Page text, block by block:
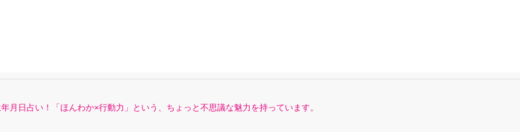
月日占い！「ほんわか×行動力」という、ちょっと不思議な魅力を持っています。